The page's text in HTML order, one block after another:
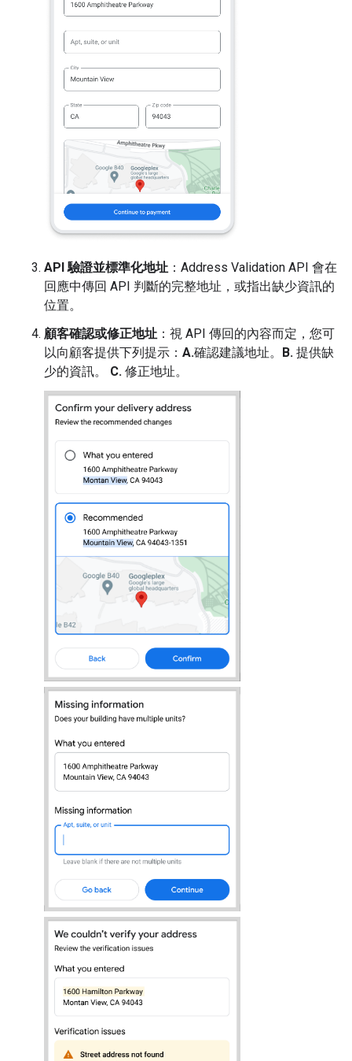
API 驗證並標準化地址 ：Address Validation API 會在
回應中傳回 API 判斷的完整地址，或指出缺少資訊的
位置。
顧客確認或修正地址 ：視 API 傳回的內容而定，您可
以向顧客提供下列提示： A.確認建議地址。 B. 提供缺
少的資訊。 C. 修正地址。